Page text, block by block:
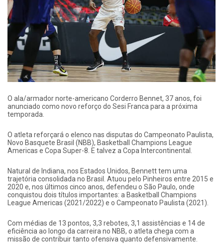
O ala/armador norte-americano Corderro Bennet, 37 anos, foi
anunciado como novo reforço do Sesi Franca para a próxima
temporada.
O atleta reforçará o elenco nas disputas do Campeonato Paulista,
Novo Basquete Brasil (NBB), Basketball Champions League
Americas e Copa Super-8. E talvez a Copa Intercontinental.
Natural de Indiana, nos Estados Unidos, Bennett tem uma
trajetória consolidada no Brasil. Atuou pelo Pinheiros entre 2015 e
2020 e, nos últimos cinco anos, defendeu o São Paulo, onde
conquistou dois títulos importantes: a Basketball Champions
League Americas (2021/2022) e o Campeonato Paulista (2021).
Com médias de 13 pontos, 3,3 rebotes, 3,1 assistências e 14 de
eficiência ao longo da carreira no NBB, o atleta chega com a
missão de contribuir tanto ofensiva quanto defensivamente.